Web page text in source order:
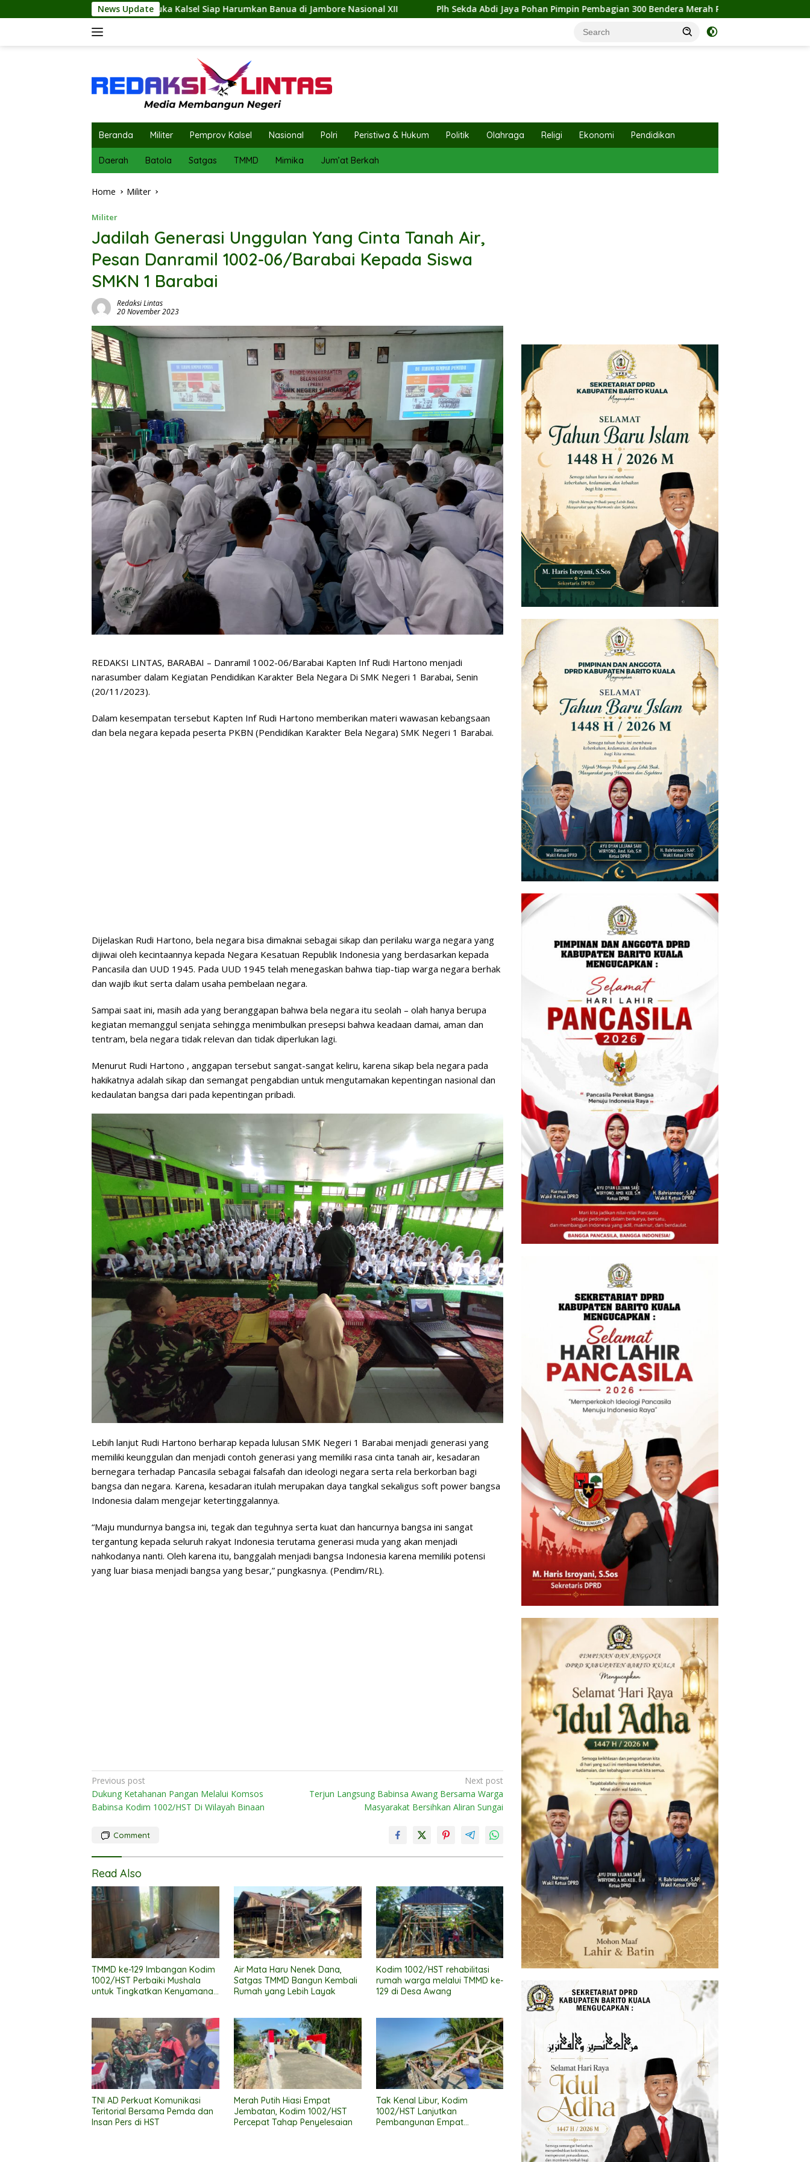
to
News Update
Kalsel Siap Harumkan Banua di Jambore Nasional XII Plh Sekda Abdi Jaya Pohan Pimpin Pembagian 300 Bendera Merah Putih, Pemkab Labuhanbatu Semarakkan HUT RI ke-81
Beranda Militer Pemprov Kalsel Nasional Polri Peristiwa & Hukum Politik Olahraga Religi Ekonomi Pendidikan
Daerah Batola Satgas TMMD Mimika Jum’at Berkah
Home Militer
Militer
Jadilah Generasi Unggulan Yang Cinta Tanah Air,
Pesan Danramil 1002-06/Barabai Kepada Siswa
SMKN 1 Barabai
Redaksi Lintas
20 November 2023
REDAKSI LINTAS, BARABAI – Danramil 1002-06/Barabai Kapten Inf Rudi Hartono menjadi
narasumber dalam Kegiatan Pendidikan Karakter Bela Negara Di SMK Negeri 1 Barabai, Senin
(20/11/2023).
Dalam kesempatan tersebut Kapten Inf Rudi Hartono memberikan materi wawasan kebangsaan
dan bela negara kepada peserta PKBN (Pendidikan Karakter Bela Negara) SMK Negeri 1 Barabai.
Dijelaskan Rudi Hartono, bela negara bisa dimaknai sebagai sikap dan perilaku warga negara yang
dijiwai oleh kecintaannya kepada Negara Kesatuan Republik Indonesia yang berdasarkan kepada
Pancasila dan UUD 1945. Pada UUD 1945 telah menegaskan bahwa tiap-tiap warga negara berhak
dan wajib ikut serta dalam usaha pembelaan negara.
Sampai saat ini, masih ada yang beranggapan bahwa bela negara itu seolah – olah hanya berupa
kegiatan memanggul senjata sehingga menimbulkan presepsi bahwa keadaan damai, aman dan
tentram, bela negara tidak relevan dan tidak diperlukan lagi.
Menurut Rudi Hartono , anggapan tersebut sangat-sangat keliru, karena sikap bela negara pada
hakikatnya adalah sikap dan semangat pengabdian untuk mengutamakan kepentingan nasional dan
kedaulatan bangsa dari pada kepentingan pribadi.
Lebih lanjut Rudi Hartono berharap kepada lulusan SMK Negeri 1 Barabai menjadi generasi yang
memiliki keunggulan dan menjadi contoh generasi yang memiliki rasa cinta tanah air, kesadaran
bernegara terhadap Pancasila sebagai falsafah dan ideologi negara serta rela berkorban bagi
bangsa dan negara. Karena, kesadaran itulah merupakan daya tangkal sekaligus soft power bangsa
Indonesia dalam mengejar ketertinggalannya.
“Maju mundurnya bangsa ini, tegak dan teguhnya serta kuat dan hancurnya bangsa ini sangat
tergantung kepada seluruh rakyat Indonesia terutama generasi muda yang akan menjadi
nahkodanya nanti. Oleh karena itu, banggalah menjadi bangsa Indonesia karena memiliki potensi
yang luar biasa menjadi bangsa yang besar,” pungkasnya. (Pendim/RL).
Post
navigation
Previous post
Dukung Ketahanan Pangan Melalui Komsos
Babinsa Kodim 1002/HST Di Wilayah Binaan
Next post
Terjun Langsung Babinsa Awang Bersama Warga
Masyarakat Bersihkan Aliran Sungai
Comment
Read Also
TMMD ke-129 Imbangan Kodim
1002/HST Perbaiki Mushala
untuk Tingkatkan Kenyamanan
Air Mata Haru Nenek Dana,
Satgas TMMD Bangun Kembali
Rumah yang Lebih Layak
Kodim 1002/HST rehabilitasi
rumah warga melalui TMMD ke-
129 di Desa Awang
TNI AD Perkuat Komunikasi
Teritorial Bersama Pemda dan
Insan Pers di HST
Merah Putih Hiasi Empat
Jembatan, Kodim 1002/HST
Percepat Tahap Penyelesaian
Tak Kenal Libur, Kodim
1002/HST Lanjutkan
Pembangunan Empat